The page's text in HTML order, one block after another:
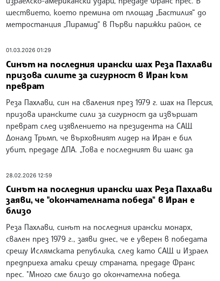
шествието, което премина от площад „Бастилия“ до
метростанция „Пирамид“ в Първи парижки район, се
01.03.2026 01:29
Синът на последния ирански шах Реза Пахлави
призова силите за сигурност в Иран към
преврат
Реза Пахлави, син на сваления през 1979 г. шах на Персия,
призова иранските сили за сигурност да извършат
преврат след изявлението на президента на САЩ
Доналд Тръмп, че върховният лидер на Иран е бил
убит, предаде ДПА. „Това е последният ви шанс да
28.02.2026 12:59
Синът на последния ирански шах Реза Пахлави
заяви, че "окончателната победа" в Иран е
близо
Реза Пахлави, синът на последния ирански монарх,
свален през 1979 г., заяви днес, че е уверен в победата
срещу Ислямската република, след като САЩ и Израел
предприеха атаки срещу страната, предаде Франс
прес. "Много сме близо до окончателна победа.